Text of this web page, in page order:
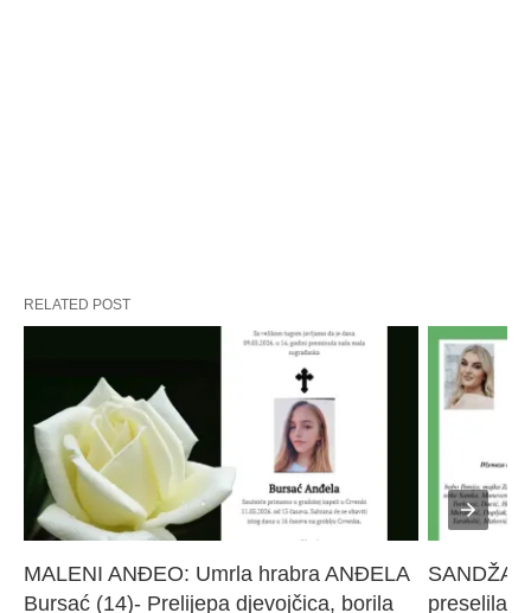
RELATED POST
MALENI ANĐEO: Umrla hrabra ANĐELA
Bursać (14)- Prelijepa djevojčica, borila
preselila